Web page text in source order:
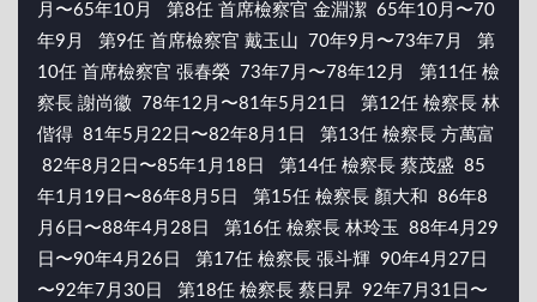
月〜65年10月 第8任 首席檢察官 金淵潔 65年10月〜70
年9月 第9任 首席檢察官 戴玉山 70年9月〜73年7月 第
10任 首席檢察官 張春榮 73年7月〜78年12月 第11任 檢
察長 謝尚徽 78年12月〜81年5月21日 第12任 檢察長 林
偕得 81年5月22日〜82年8月1日 第13任 檢察長 方萬富
82年8月2日〜85年1月18日 第14任 檢察長 蔡茂盛 85
年1月19日〜86年8月5日 第15任 檢察長 顏大和 86年8
月6日〜88年4月28日 第16任 檢察長 林玲玉 88年4月29
日〜90年4月26日 第17任 檢察長 張斗輝 90年4月27日
〜92年7月30日 第18任 檢察長 蔡日昇 92年7月31日〜